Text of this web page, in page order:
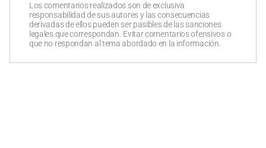
Los comentarios realizados son de exclusiva
responsabilidad de sus autores y las consecuencias
derivadas de ellos pueden ser pasibles de las sanciones
legales que correspondan. Evitar comentarios ofensivos o
que no respondan al tema abordado en la información.